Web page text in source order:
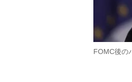
FOMC後の